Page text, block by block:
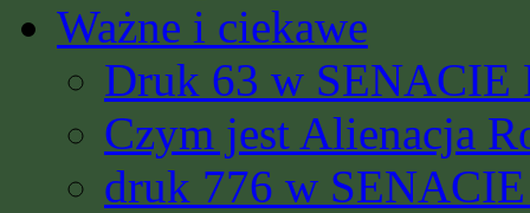
Ważne i ciekawe
Druk 63 w SENACIE
Czym jest Alienacja
druk 776 w